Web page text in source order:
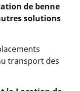
de benne
solutions
transport des